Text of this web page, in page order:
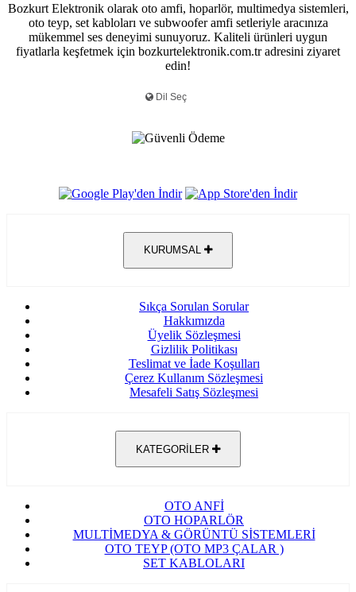
Bozkurt Elektronik olarak oto amfi, hoparlör, multimedya sistemleri,
oto teyp, set kabloları ve subwoofer amfi setleriyle aracınıza
mükemmel ses deneyimi sunuyoruz. Kaliteli ürünleri uygun
fiyatlarla keşfetmek için bozkurtelektronik.com.tr adresini ziyaret
edin!
KURUMSAL
Sıkça Sorulan Sorular
Hakkımızda
Üyelik Sözleşmesi
Gizlilik Politikası
Teslimat ve İade Koşulları
Çerez Kullanım Sözleşmesi
Mesafeli Satış Sözleşmesi
KATEGORİLER
OTO ANFİ
OTO HOPARLÖR
MULTİMEDYA & GÖRÜNTÜ SİSTEMLERİ
OTO TEYP (OTO MP3 ÇALAR )
SET KABLOLARI